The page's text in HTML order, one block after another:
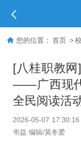
您的位置： 首页 >
[八桂职教
——广西现
全民阅读活
2026-05-07 17:30:16
韦益 编辑/莫冬爱